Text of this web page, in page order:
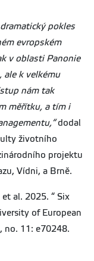
pokles
evropském
v oblasti Panonie
ale k velkému
nám tak
měřítku, a tím i
dodal
životního
projektu
Vídni, a Brně.
al. 2025. “ Six
of European
no. 11: e70248.